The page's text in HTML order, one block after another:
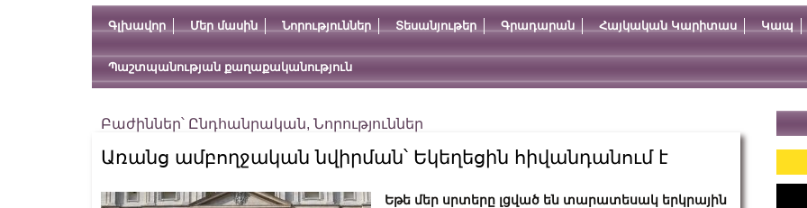
Գլխավոր Մեր մասին Նորություններ Տեսանյութեր Գրադարան Հայկական Կարիտաս Կապ
Պաշտպանության քաղաքականություն
Բաժիններ՝ Ընդհանրական, Նորություններ
Առանց ամբողջական նվիրման՝ Եկեղեցին հիվանդանում է
Եթե մեր սրտերը լցված են տարատեսակ երկրային